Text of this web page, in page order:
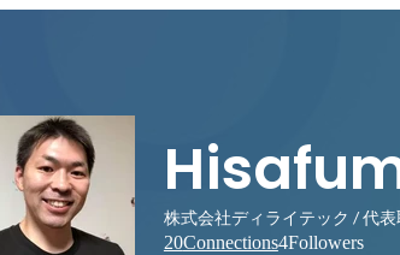
株式会社ディライテック / 代
20Connections4Followers